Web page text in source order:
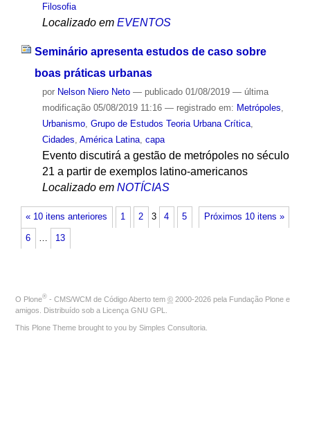
Filosofia
Localizado em EVENTOS
Seminário apresenta estudos de caso sobre
boas práticas urbanas
por Nelson Niero Neto — publicado01/08/2019 — última
modificação05/08/2019 11:16 — registrado em: Metrópoles,
Urbanismo, Grupo de Estudos Teoria Urbana Crítica,
Cidades, América Latina, capa
Evento discutirá a gestão de metrópoles no século
21 a partir de exemplos latino-americanos
Localizado em NOTÍCIAS
« 10 itens anteriores Próximos 10 itens »
1 2 3 4 5
6 … 13
O Plone® - CMS/WCM de Código Aberto tem © 2000-2026 pela Fundação Plone e
amigos. Distribuído sob a Licença GNU GPL
This Plone Theme brought to you by Simples Consultoria